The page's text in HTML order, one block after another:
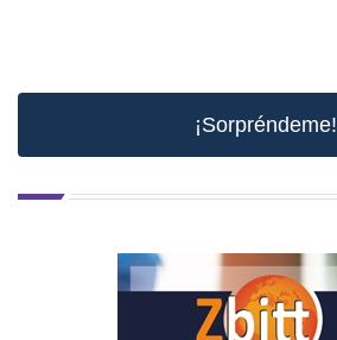
¡Sorpréndeme!